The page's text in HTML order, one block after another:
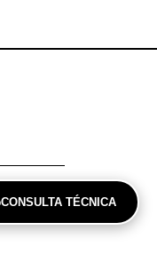
Ituzaingó,
CONSULTA TÉCNICA